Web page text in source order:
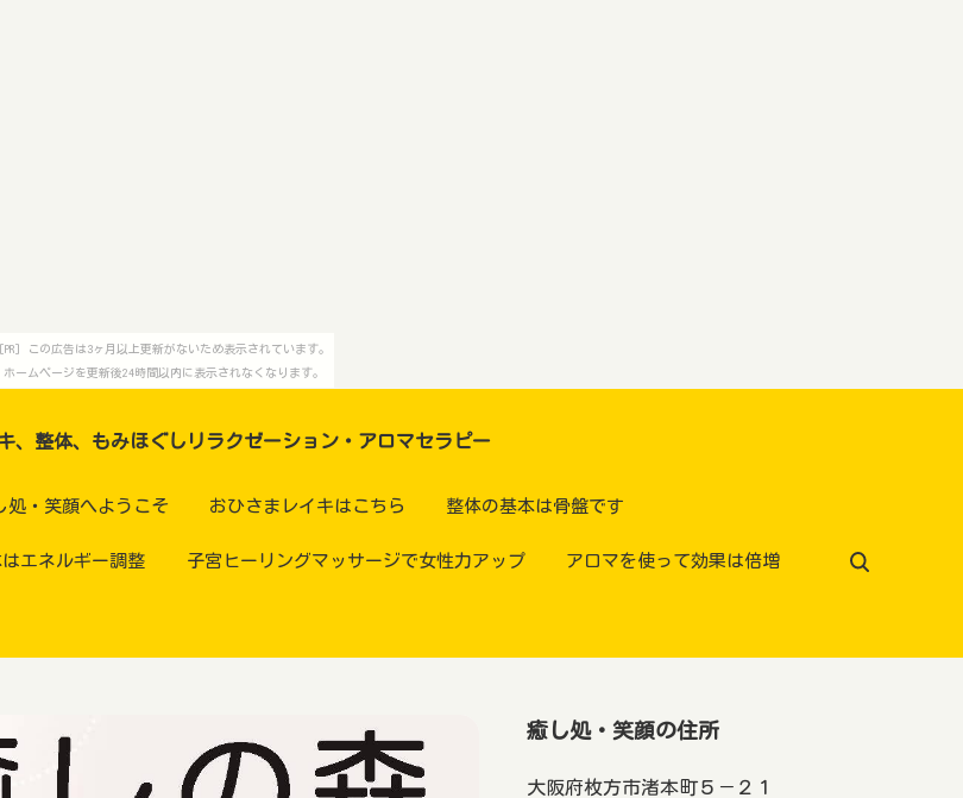
[PR] この広告は3ヶ月以上更新がないため表示されています。
ホームページを更新後24時間以内に表示されなくなります。
、整体、もみほぐしリラクゼーション・アロマセラピー
処・笑顔へようこそ おひさまレイキはこちら 整体の基本は骨盤です
エネルギー調整 子宮ヒーリングマッサージで女性力アップ アロマを使って効果は倍増
癒し処・笑顔の住所
大阪府枚方市渚本町５－２１